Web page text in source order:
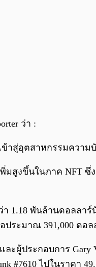
ว่า :
าสู่อุตสาหกรรมความ
มสูงขึ้นในภาค NFT ซึ่
า 1.18 พันล้านดอลล
ประมาณ 391,000 ด
ผู้ประกอบการ Gary
#7610 ไปในราคา